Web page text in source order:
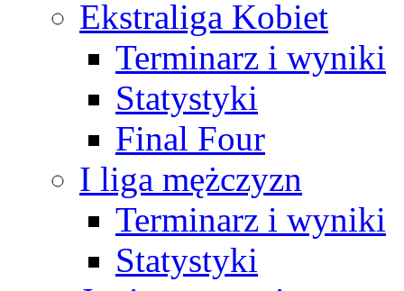
Ekstraliga Kobiet
Terminarz i wyniki
Statystyki
Final Four
I liga mężczyzn
Terminarz i wyniki
Statystyki